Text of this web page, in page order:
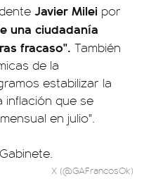
Javier Milei por
una ciudadanía
fracaso". También
de la
estabilizar la
inflación que se
en julio".
X (@GAFrancosOk)